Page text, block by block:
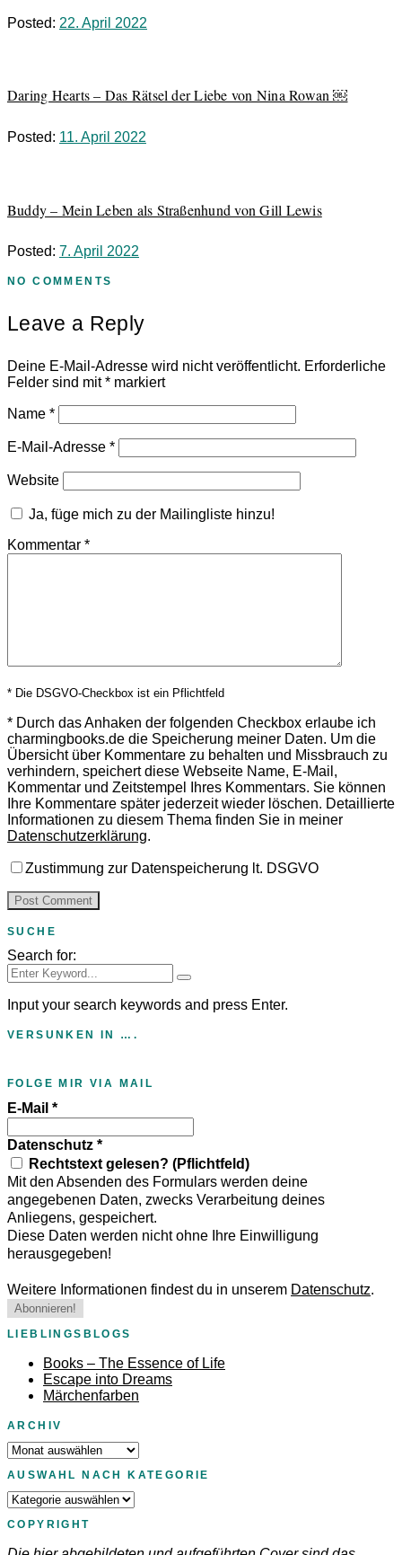
Posted: 22. April 2022
Daring Hearts – Das Rätsel der Liebe von Nina Rowan ￼
Posted: 11. April 2022
Buddy – Mein Leben als Straßenhund von Gill Lewis
Posted: 7. April 2022
NO COMMENTS
Leave a Reply
Deine E-Mail-Adresse wird nicht veröffentlicht. Erforderliche
Felder sind mit* markiert
Name *
E-Mail-Adresse *
Website
Ja, füge mich zu der Mailingliste hinzu!
Kommentar *
* Die DSGVO-Checkbox ist ein Pflichtfeld
* Durch das Anhaken der folgenden Checkbox erlaube ich
charmingbooks.de die Speicherung meiner Daten. Um die
Übersicht über Kommentare zu behalten und Missbrauch zu
verhindern, speichert diese Webseite Name, E-Mail,
Kommentar und Zeitstempel Ihres Kommentars. Sie können
Ihre Kommentare später jederzeit wieder löschen. Detaillierte
Informationen zu diesem Thema finden Sie in meiner
Datenschutzerklärung.
Zustimmung zur Datenspeicherung lt. DSGVO
SUCHE
Search for:
Input your search keywords and press Enter.
VERSUNKEN IN ….
FOLGE MIR VIA MAIL
E-Mail *
Datenschutz *
Rechtstext gelesen? (Pflichtfeld)
Mit den Absenden des Formulars werden deine
angegebenen Daten, zwecks Verarbeitung deines
Anliegens, gespeichert.
Diese Daten werden nicht ohne Ihre Einwilligung
herausgegeben!
Weitere Informationen findest du in unserem Datenschutz.
LIEBLINGSBLOGS
Books – The Essence of Life
Escape into Dreams
Märchenfarben
ARCHIV
Archiv
AUSWAHL NACH KATEGORIE
Auswahl
Kategorie
COPYRIGHT